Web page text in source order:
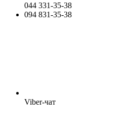
044 331-35-38
094 831-35-38
Viber-чат